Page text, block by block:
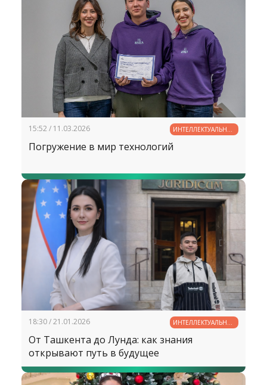
15:52 / 11.03.2026
ИНТЕЛЛЕКТУАЛЬНЫЙ
ПОТЕНЦИАЛ
Погружение в мир технологий
18:30 / 21.01.2026
ИНТЕЛЛЕКТУАЛЬНЫЙ
ПОТЕНЦИАЛ
УЗБЕКИСТАНА
От Ташкента до Лунда: как знания
открывают путь в будущее